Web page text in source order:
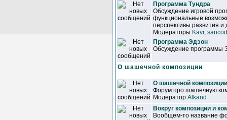
Программа Тундра
Обсуждение игровой
функциональные
перспективы развития и
Модераторы Kavr,
Программа Эдэон
Обсуждение программы
О шашечной композиции
О шашечной композиции
Форум про шашечную
Модератор Alkand
Вокруг композиции и
Вообщем-то название